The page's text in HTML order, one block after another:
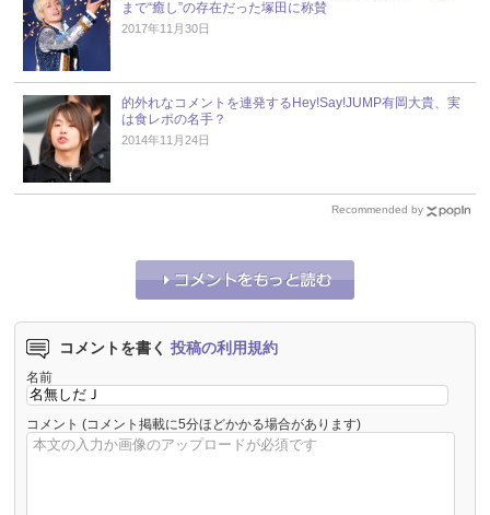
まで“癒し”の存在だった塚田に称賛
2017年11月30日
的外れなコメントを連発するHey!Say!JUMP有岡大貴、実
は食レポの名手？
2014年11月24日
Recommended by
コメントを書く 投稿の利用規約
名前
コメント (コメント掲載に5分ほどかかる場合があります)